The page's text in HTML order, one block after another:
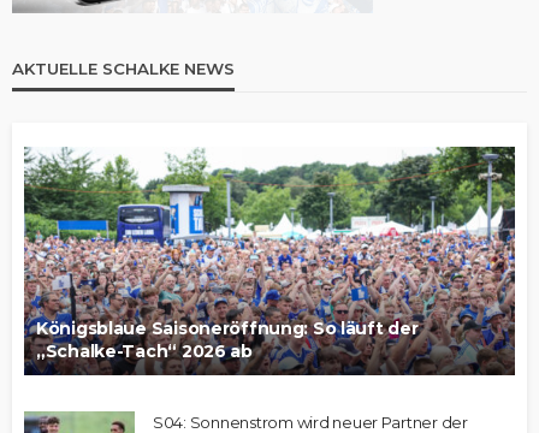
AKTUELLE SCHALKE NEWS
Königsblaue Saisoneröffnung: So läuft der
„Schalke-Tach“ 2026 ab
S04: Sonnenstrom wird neuer Partner der